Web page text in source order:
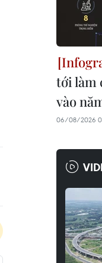
tới làm
vào
06/08/2026